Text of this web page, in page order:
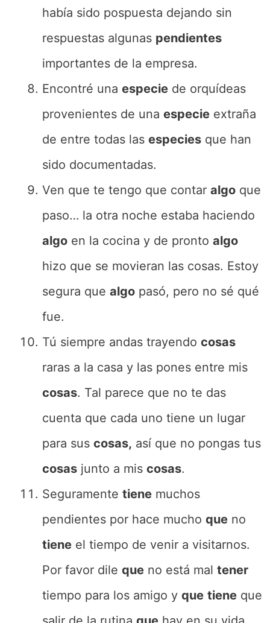
había sido pospuesta dejando sin
respuestas algunas pendientes
importantes de la empresa.
Encontré una especie de orquídeas
provenientes de una especie extraña
de entre todas las especies que han
sido documentadas.
Ven que te tengo que contar algo que
paso… la otra noche estaba haciendo
algo en la cocina y de pronto algo
hizo que se movieran las cosas. Estoy
segura que algo pasó, pero no sé qué
fue.
Tú siempre andas trayendo cosas
raras a la casa y las pones entre mis
cosas. Tal parece que no te das
cuenta que cada uno tiene un lugar
para sus cosas, así que no pongas tus
cosas junto a mis cosas.
Seguramente tiene muchos
pendientes por hace mucho que no
tiene el tiempo de venir a visitarnos.
Por favor dile que no está mal tener
tiempo para los amigo y que tiene que